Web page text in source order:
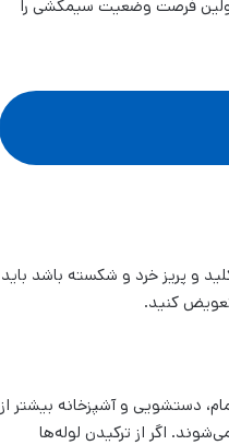
اولین فرصت وضعیت سیمکشی را
و پریز خرد و شکسته باشد باید
تعویض کنید.
دستشویی و آشپزخانه بیشتر از
اگر از ترکیدن لوله‌ها